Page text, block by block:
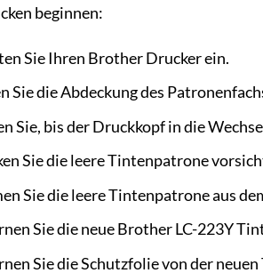
beginnen:
Sie Ihren Brother Drucker ein.
Sie die Abdeckung des
Sie, bis der Druckkopf in die
Sie die leere Tintenpatrone
Sie die leere Tintenpatrone aus
Sie die neue Brother LC-223Y
Sie die Schutzfolie von der